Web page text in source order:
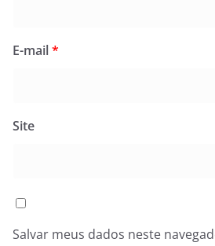
E-mail*
Site
Salvar meus dados neste